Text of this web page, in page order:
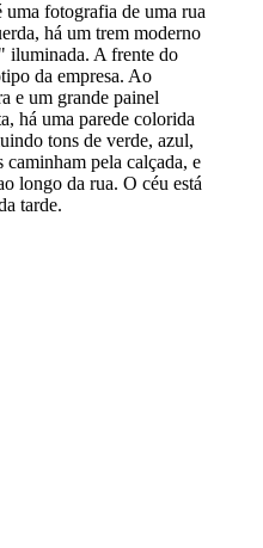
uma fotografia de uma rua
há um trem moderno
iluminada. A frente do
da empresa. Ao
e um grande painel
há uma parede colorida
tons de verde, azul,
caminham pela calçada, e
longo da rua. O céu está
tarde.